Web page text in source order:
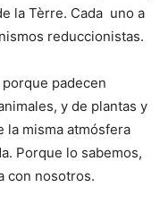
la Tèrre. Cada uno a
reduccionistas.
padecen
y de plantas y
la misma atmósfera
Porque lo sabemos,
con nosotros.